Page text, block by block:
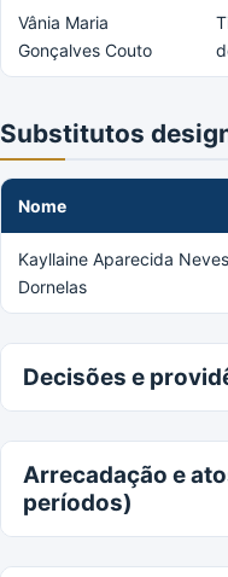
Vânia Maria
Gonçalves Couto
Substitutos
Nome
Kayllaine Aparecida Neves
Dornelas
Decisões e
Arrecadação e
períodos)